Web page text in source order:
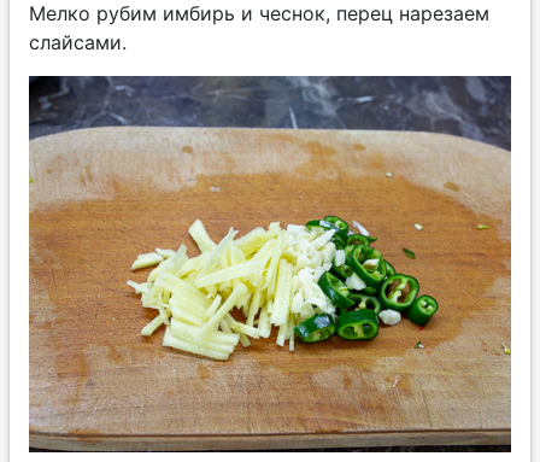
Мелко рубим имбирь и чеснок, перец нарезаем
слайсами.